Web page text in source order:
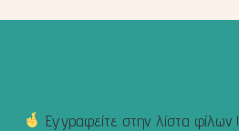
Εγγραφείτε στην λίστα φίλων !